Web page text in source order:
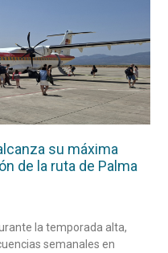
su máxima
de la ruta de Palma
la temporada alta,
semanales en